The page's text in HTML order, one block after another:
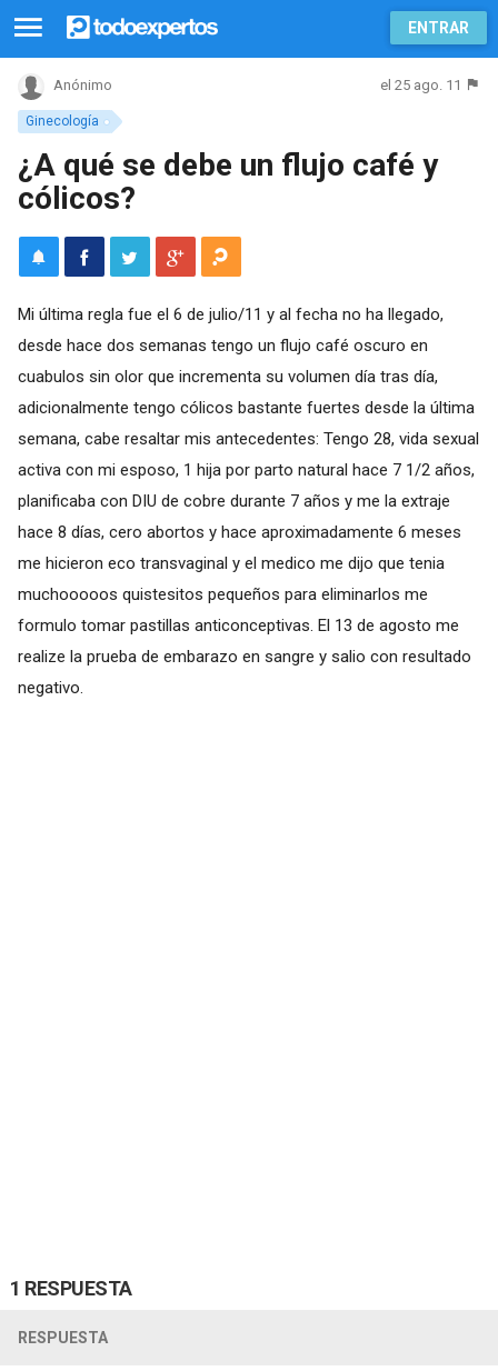
ENTRAR
Ginecología
Anónimo el 25 ago. 11
¿A qué se debe un flujo café y
cólicos?
Mi última regla fue el 6 de julio/11 y al fecha no ha llegado,
desde hace dos semanas tengo un flujo café oscuro en
cuabulos sin olor que incrementa su volumen día tras día,
adicionalmente tengo cólicos bastante fuertes desde la última
semana, cabe resaltar mis antecedentes: Tengo 28, vida sexual
activa con mi esposo, 1 hija por parto natural hace 7 1/2 años,
planificaba con DIU de cobre durante 7 años y me la extraje
hace 8 días, cero abortos y hace aproximadamente 6 meses
me hicieron eco transvaginal y el medico me dijo que tenia
muchooooos quistesitos pequeños para eliminarlos me
formulo tomar pastillas anticonceptivas. El 13 de agosto me
realize la prueba de embarazo en sangre y salio con resultado
negativo.
1 RESPUESTA
RESPUESTA